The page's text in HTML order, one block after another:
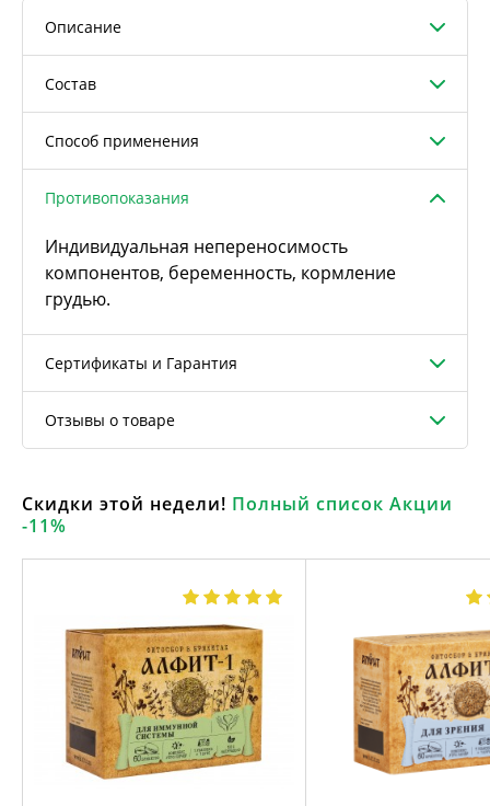
Описание
Состав
Способ применения
Противопоказания
Индивидуальная непереносимость
компонентов, беременность, кормление
грудью.
Сертификаты и Гарантия
Отзывы о товаре
Скидки этой недели! Полный список Акции
-11%